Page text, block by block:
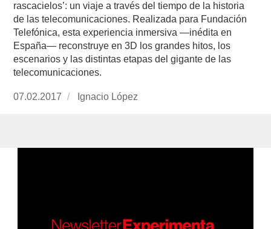
rascacielos’: un viaje a través del tiempo de la historia
de las telecomunicaciones. Realizada para Fundación
Telefónica, esta experiencia inmersiva —inédita en
España— reconstruye en 3D los grandes hitos, los
escenarios y las distintas etapas del gigante de las
telecomunicaciones.
Publicado
07.02.2017
https://www.experimenta.es/author/nacho-
Ignacio López